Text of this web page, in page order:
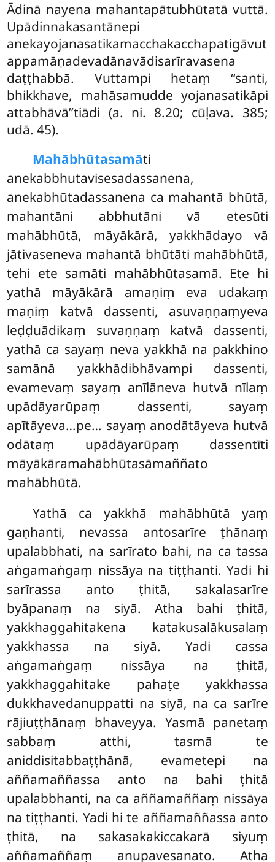
Ādinā nayena mahantapātubhūtatā vuttā.
Upādinnakasantānepi
anekayojanasatikamacchakacchapatigāvut
appamāṇadevadānavādisarīravasena
daṭṭhabbā. Vuttampi hetaṃ ‘‘santi,
bhikkhave, mahāsamudde yojanasatikāpi
attabhāvā’’tiādi (a. ni. 8.20; cūḷava. 385;
udā. 45).
Mahābhūtasamāti
anekabbhutavisesadassanena,
anekabhūtadassanena ca mahantā bhūtā,
mahantāni abbhutāni vā etesūti
mahābhūtā, māyākārā, yakkhādayo vā
jātivaseneva mahantā bhūtāti mahābhūtā,
tehi ete samāti mahābhūtasamā. Ete hi
yathā māyākārā amaṇiṃ eva udakaṃ
maṇiṃ katvā dassenti, asuvaṇṇaṃyeva
leḍḍuādikaṃ suvaṇṇaṃ katvā dassenti,
yathā ca sayaṃ neva yakkhā na pakkhino
samānā yakkhādibhāvampi dassenti,
evamevaṃ sayaṃ anīlāneva hutvā nīlaṃ
upādāyarūpaṃ dassenti, sayaṃ
apītāyeva…pe… sayaṃ anodātāyeva hutvā
odātaṃ upādāyarūpaṃ dassentīti
māyākāramahābhūtasāmaññato
mahābhūtā.
Yathā ca yakkhā mahābhūtā yaṃ
gaṇhanti, nevassa antosarīre ṭhānaṃ
upalabbhati, na sarīrato bahi, na ca tassa
aṅgamaṅgaṃ nissāya na tiṭṭhanti. Yadi hi
sarīrassa anto ṭhitā, sakalasarīre
byāpanaṃ na siyā. Atha bahi ṭhitā,
yakkhaggahitakena katakusalākusalaṃ
yakkhassa na siyā. Yadi cassa
aṅgamaṅgaṃ nissāya na ṭhitā,
yakkhaggahitake pahaṭe yakkhassa
dukkhavedanuppatti na siyā, na ca sarīre
rājiuṭṭhānaṃ bhaveyya. Yasmā panetaṃ
sabbaṃ atthi, tasmā te
aniddisitabbaṭṭhānā, evametepi na
aññamaññassa anto na bahi ṭhitā
upalabbhanti, na ca aññamaññaṃ nissāya
na tiṭṭhanti. Yadi hi te aññamaññassa anto
ṭhitā, na sakasakakiccakarā siyuṃ
aññamaññaṃ anupavesanato. Atha